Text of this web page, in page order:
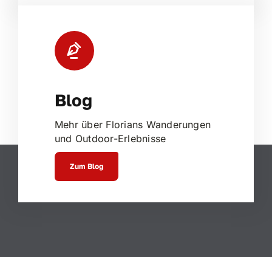
Blog
Mehr über Florians Wanderungen
und Outdoor-Erlebnisse
Zum Blog